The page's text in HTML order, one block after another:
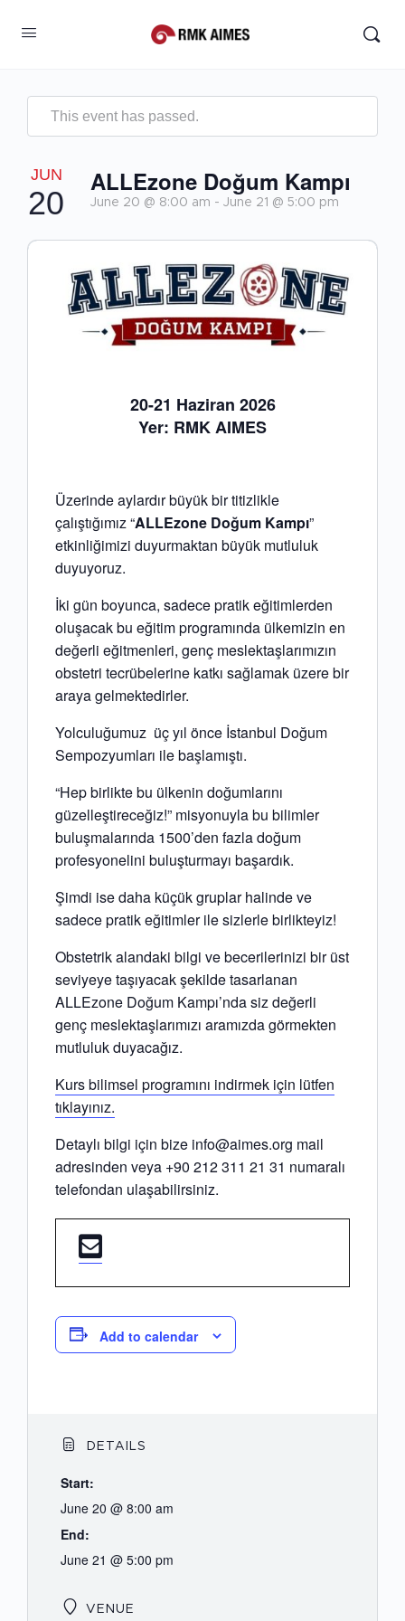
This event has passed.
JUN
20
ALLEzone Doğum Kampı
June 20 @ 8:00 am - June 21 @ 5:00 pm
20-21 Haziran 2026
Yer: RMK AIMES
Üzerinde aylardır büyük bir titizlikle
çalıştığımız “ALLEzone Doğum Kampı”
etkinliğimizi duyurmaktan büyük mutluluk
duyuyoruz.
İki gün boyunca, sadece pratik eğitimlerden
oluşacak bu eğitim programında ülkemizin en
değerli eğitmenleri, genç meslektaşlarımızın
obstetri tecrübelerine katkı sağlamak üzere bir
araya gelmektedirler.
Yolculuğumuz üç yıl önce İstanbul Doğum
Sempozyumları ile başlamıştı.
“Hep birlikte bu ülkenin doğumlarını
güzelleştireceğiz!” misyonuyla bu bilimler
buluşmalarında 1500’den fazla doğum
profesyonelini buluşturmayı başardık.
Şimdi ise daha küçük gruplar halinde ve
sadece pratik eğitimler ile sizlerle birlikteyiz!
Obstetrik alandaki bilgi ve becerilerinizi bir üst
seviyeye taşıyacak şekilde tasarlanan
ALLEzone Doğum Kampı’nda siz değerli
genç meslektaşlarımızı aramızda görmekten
mutluluk duyacağız.
Kurs bilimsel programını indirmek için lütfen
tıklayınız.
Detaylı bilgi için bize info@aimes.org mail
adresinden veya +90 212 311 21 31 numaralı
telefondan ulaşabilirsiniz.
Add to calendar
DETAILS
Start:
June 20 @ 8:00 am
End:
June 21 @ 5:00 pm
VENUE